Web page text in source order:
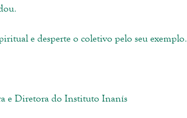
e desperte o coletivo pelo seu exemplo.
e Diretora do Instituto Inanís